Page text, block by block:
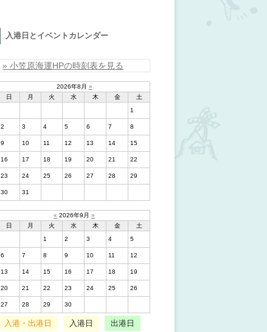
入港日とイベントカレンダー
» 小笠原海運HPの時刻表を見る
2026年8月 »
日
月 火 水 木 金
土
1
2 3 4 5 6 7 8
9 10 11 12 13 14 15
16 17 18 19 20 21 22
23 24 25 26 27 28 29
30 31
« 2026年9月 »
日
月 火 水 木 金
土
1
2 3 4 5
6 7 8 9 10 11 12
13 14 15 16 17 18 19
20 21 22 23 24 25 26
27 28 29 30
入港・出港日 入港日 出港日